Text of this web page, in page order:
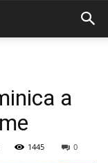
a
1445 0